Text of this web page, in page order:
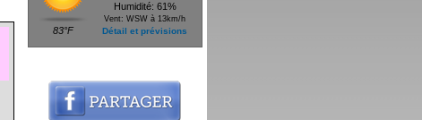
83°F
Humidité: 61%
Vent: WSW à 13km/h
Détail et prévisions